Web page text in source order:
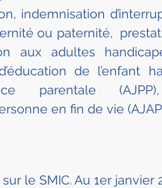
indemnisation
ou paternité,
aux adultes
de l’enfant
parentale
en fin de vie
le SMIC. Au 1er